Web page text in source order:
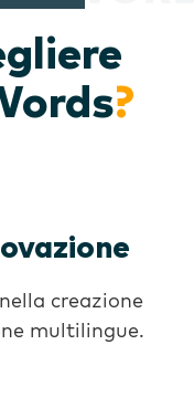
?
creazione
multilingue.